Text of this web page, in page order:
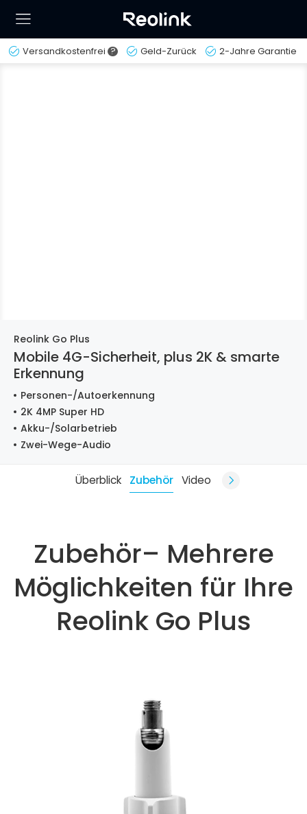
Versandkostenfrei ? Geld-Zurück 2-Jahre Garantie
Reolink Go Plus
Mobile 4G-Sicherheit, plus 2K & smarte
Erkennung
Personen-/Autoerkennung
2K 4MP Super HD
Akku-/Solarbetrieb
Zwei-Wege-Audio
Überblick Zubehör Video
Zubehör– Mehrere
Möglichkeiten für Ihre
Reolink Go Plus